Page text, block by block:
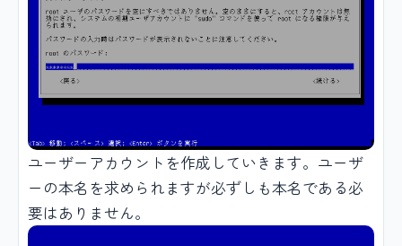
ユーザーアカウントを作成していきます。ユーザ
ーの本名を求められますが必ずしも本名である必
要はありません。